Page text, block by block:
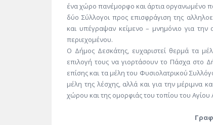
ένα χώρο πανέμορφο και άρτια οργανωμένο
δύο Σύλλογοι προς επισφράγιση της
και υπέγραψαν κείμενο – μνημόνιο για την
περιεχομένου.
Ο Δήμος Δεσκάτης, ευχαριστεί θερμά τα
επιλογή τους να γιορτάσουν το Πάσχα στο
επίσης και τα μέλη του Φυσιολατρικού
μέλη της λέσχης, αλλά και για την μέριμνα
χώρου και της ομορφιάς του τοπίου του Αγίου